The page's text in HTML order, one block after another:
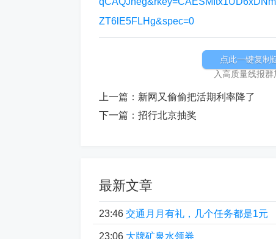
ZT6lE5FLHg&spec=0
点此一键复制
入高质量线报
上一篇： 新网又偷偷把活期利率降了
下一篇： 招行北京抽奖
最新文章
23:46 交通月月有礼，几个任务都是1元
23:06 大牌矿泉水领券